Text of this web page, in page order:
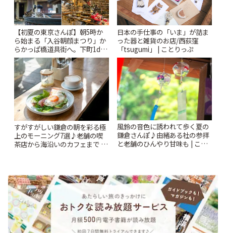
【初夏の東京さんぽ】朝5時か
ら始まる「入谷朝顔まつり」か
らかっぱ橋道具街へ。下町1day
さんぽプラン | ことりっぷ
日本の手仕事の「いま」が詰ま
った器と雑貨のお店/西荻窪
「tsugumi」 | ことりっぷ
すがすがしい鎌倉の朝を彩る極
上のモーニング7選♪老舗の喫
茶店から海沿いのカフェまで |
風鈴の音色に誘われて歩く夏の
鎌倉さんぽ♪由緒ある社の参拝
と老舗のひんやり甘味も | こと